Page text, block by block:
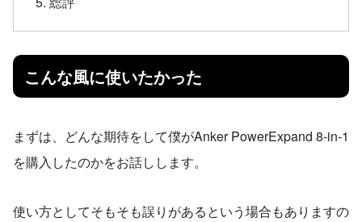
こんな風に使いたかった
まずは、どんな期待をして僕がAnker PowerExpand 8-in-1
を購入したのかをお話しします。
使い方としてそもそも誤りがあるという場合もありますの